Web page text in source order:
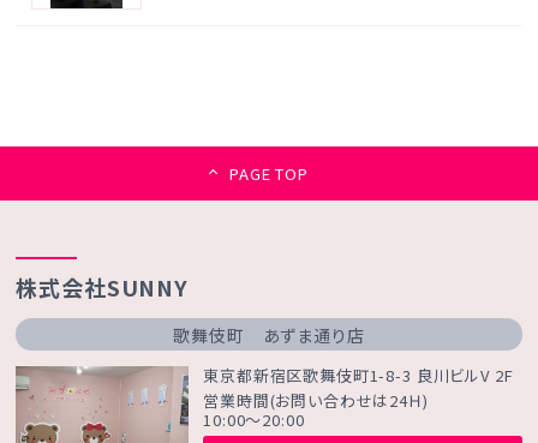
PAGE TOP
株式会社SUNNY
歌舞伎町 あずま通り店
東京都新宿区歌舞伎町1-8-3 良川ビルV 2F
営業時間(お問い合わせは24Ｈ)
10:00～20:00